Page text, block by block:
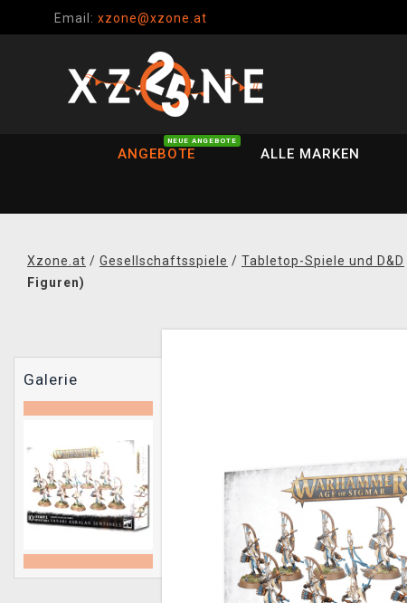
Email: xzone@xzone.at
ANGEBOTE
NEUE ANGEBOTE
ALLE MARKEN
Xzone.at / Gesellschaftsspiele / Tabletop-Spiele und D&D
Figuren)
Galerie